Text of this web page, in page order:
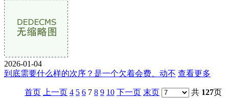
2026-01-04
到底需要什么样的次序？是一个欠着会费、动不 查看更多
首页 上一页 4 5 6 7 8 9 10 下一页 末页 共 127页